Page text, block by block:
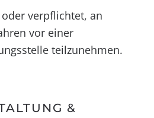
verpflichtet, an
vor einer
teilzunehmen.
&